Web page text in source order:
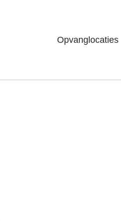
Opvanglocaties